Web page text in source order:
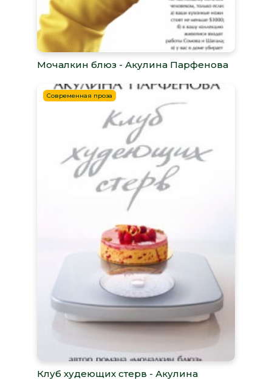
Мочалкин блюз - Акулина Парфенова
Современная проза
Клуб худеющих стерв - Акулина